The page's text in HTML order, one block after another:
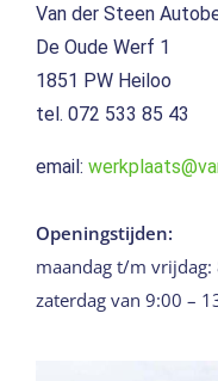
Van der Steen
De Oude Werf 1
1851 PW Heiloo
tel. 072 533 85 43
email:
Openingstijden:
maandag t/m
zaterdag van 9:00 –